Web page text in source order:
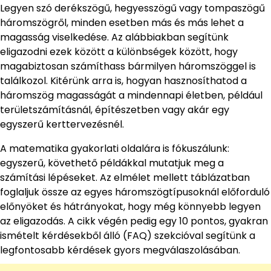
Legyen szó derékszögű, hegyesszögű vagy tompaszögű
háromszögről, minden esetben más és más lehet a
magasság viselkedése. Az alábbiakban segítünk
eligazodni ezek között a különbségek között, hogy
magabiztosan számíthass bármilyen háromszöggel is
találkozol. Kitérünk arra is, hogyan hasznosíthatod a
háromszög magasságát a mindennapi életben, például
területszámításnál, építészetben vagy akár egy
egyszerű kerttervezésnél.
A matematika gyakorlati oldalára is fókuszálunk:
egyszerű, követhető példákkal mutatjuk meg a
számítási lépéseket. Az elmélet mellett táblázatban
foglaljuk össze az egyes háromszögtípusoknál előforduló
előnyöket és hátrányokat, hogy még könnyebb legyen
az eligazodás. A cikk végén pedig egy 10 pontos, gyakran
ismételt kérdésekből álló (FAQ) szekcióval segítünk a
legfontosabb kérdések gyors megválaszolásában.